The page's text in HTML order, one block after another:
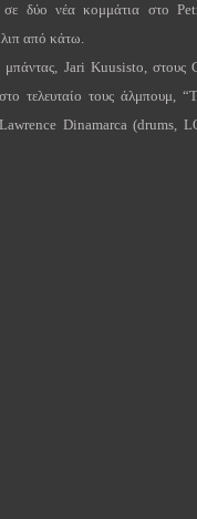
δύο νέα κομμάτια στο
από κάτω.
μπάντας, Jari Kuusisto, στους
τελευταίο τους άλμπουμ, “
Lawrence Dinamarca(drums,